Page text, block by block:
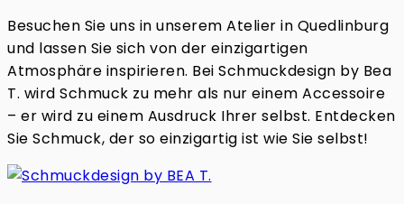
Besuchen Sie uns in unserem Atelier in Quedlinburg
und lassen Sie sich von der einzigartigen
Atmosphäre inspirieren. Bei Schmuckdesign by Bea
T. wird Schmuck zu mehr als nur einem Accessoire
– er wird zu einem Ausdruck Ihrer selbst. Entdecken
Sie Schmuck, der so einzigartig ist wie Sie selbst!